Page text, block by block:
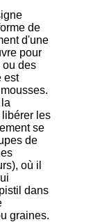
de
d'une
pour
ou des
est
les
se
de
où il
dans
graines.